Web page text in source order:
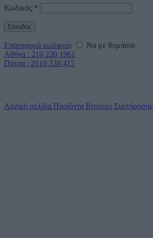
Κωδικός *
Είσοδος
Επαναφορά κωδικού;
Να με θυμάσαι
Αθήνα : 210 220 1961
Πάτρα : 2610 338 415
Αρχική σελίδα Προϊόντα Βιτρίνες Συντήρησης